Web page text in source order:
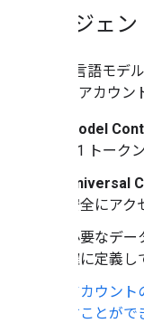
エージェ
大規模言語モデ
Google アカウ
Model
2.1 トーク
Universal
安全にア
必要なデ
確に定義
アカウン
すことがで